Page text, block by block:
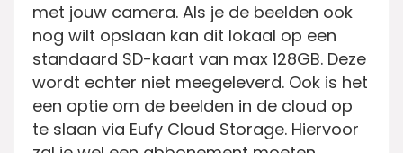
met jouw camera. Als je de beelden ook
nog wilt opslaan kan dit lokaal op een
standaard SD-kaart van max 128GB. Deze
wordt echter niet meegeleverd. Ook is het
een optie om de beelden in de cloud op
te slaan via Eufy Cloud Storage. Hiervoor